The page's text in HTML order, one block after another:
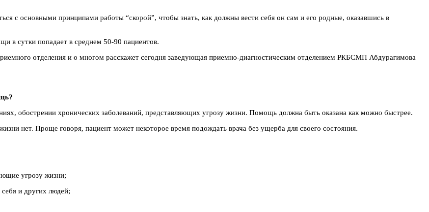
с основными принципами работы “скорой”, чтобы знать, как должны вести себя он сам и его родные, оказавшись в
в сутки попадает в среднем 50-90 пациентов.
отделения и о многом расскажет сегодня заведующая приемно-диагностическим отделением РКБСМП Абдурагимова
обострении хронических заболеваний, представляющих угрозу жизни. Помощь должна быть оказана как можно быстрее.
нет. Проще говоря, пациент может некоторое время подождать врача без ущерба для своего состояния.
угрозу жизни;
себя и других людей;